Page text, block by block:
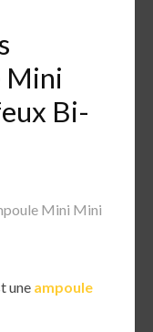
Mini
Bi-
Mini Mini
une ampoule